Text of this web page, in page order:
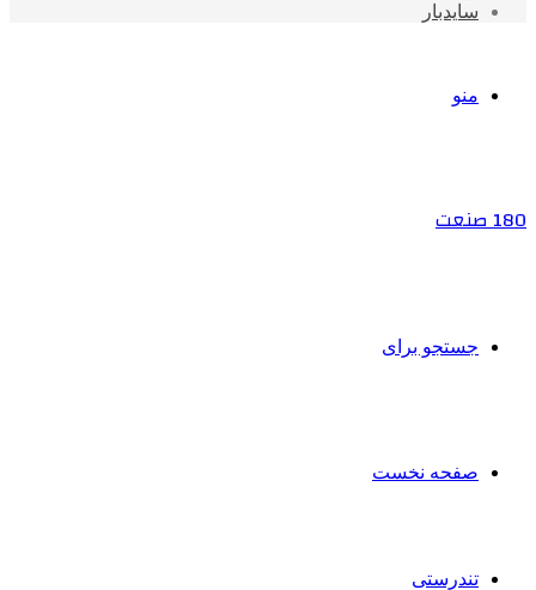
سایدبار
منو
180 صنعت
جستجو برای
صفحه نخست
تندرستی